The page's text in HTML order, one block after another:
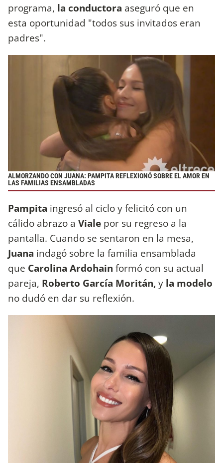
programa, la conductora aseguró que en
esta oportunidad "todos sus invitados eran
padres".
ALMORZANDO CON JUANA: PAMPITA REFLEXIONÓ SOBRE EL AMOR EN
LAS FAMILIAS ENSAMBLADAS
Pampita ingresó al ciclo y felicitó con un
cálido abrazo a Viale por su regreso a la
pantalla. Cuando se sentaron en la mesa,
Juana indagó sobre la familia ensamblada
que Carolina Ardohain formó con su actual
pareja, Roberto García Moritán,y la modelo
no dudó en dar su reflexión.